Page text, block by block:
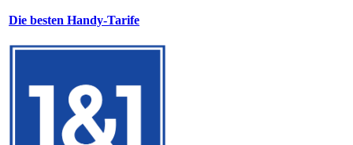
Die besten Handy-Tarife